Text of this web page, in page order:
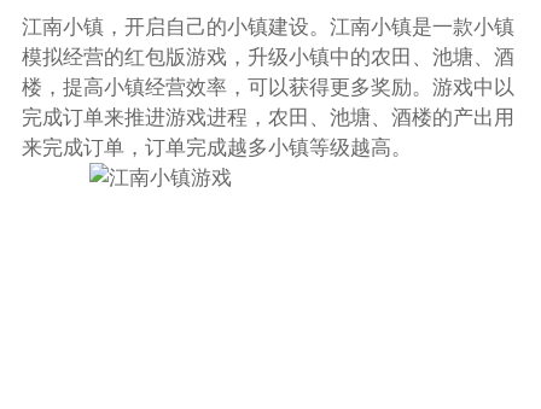
江南小镇，开启自己的小镇建设。江南小镇是一款小镇
模拟经营的红包版游戏，升级小镇中的农田、池塘、酒
楼，提高小镇经营效率，可以获得更多奖励。游戏中以
完成订单来推进游戏进程，农田、池塘、酒楼的产出用
来完成订单，订单完成越多小镇等级越高。